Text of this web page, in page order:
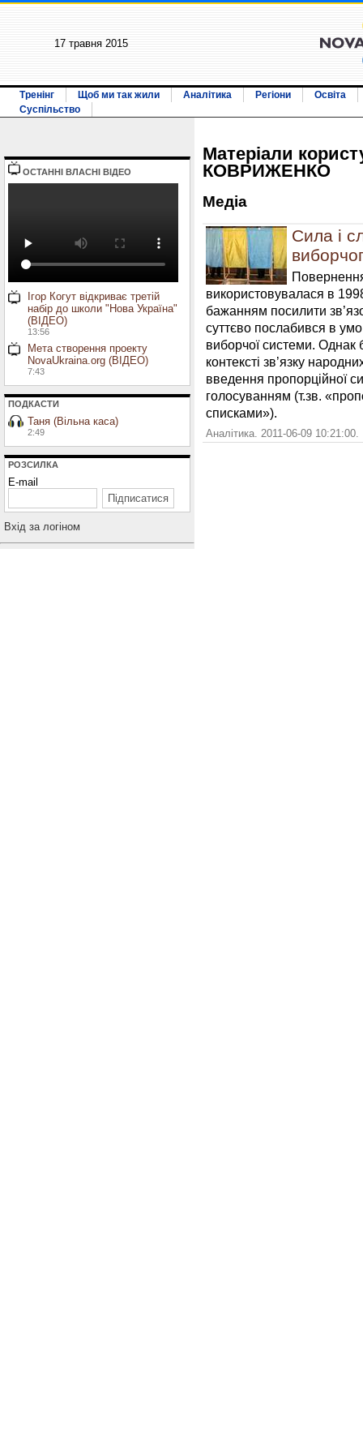
17 травня 2015
Тренінг Щоб ми так жили Аналітика Регіони
Освіта
Суспільство
ОСТАННI ВЛАСНI ВIДЕО
Ігор Когут відкриває третій
набір до школи "Нова Україна"
(ВІДЕО)
13:56
Мета створення проекту
NovaUkraina.org (ВІДЕО)
7:43
ПОДКАСТИ
Таня (Вільна каса)
2:49
РОЗСИЛКА
E-mail
Вхiд за логiном
Матерiали
КОВРИЖЕНКО
Медiа
Сила і
використовувалася в
бажанням посилити
суттєво послабився в
виборчої системи. Однак
контексті зв’язку
введення пропорційної
голосуванням (т.зв.
списками»).
Аналітика. 2011-06-09